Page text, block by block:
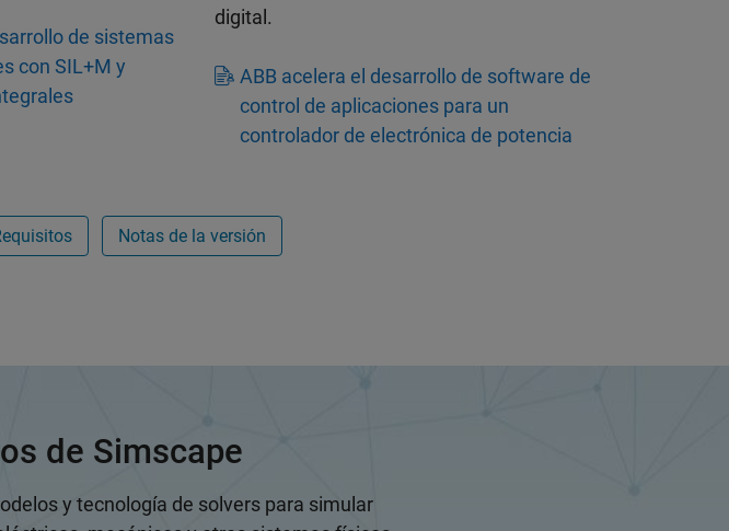
de sistemas
con SIL+M y
digital.
ABB acelera el desarrollo de software de
control de aplicaciones para un
controlador de electrónica de potencia
Notas de la versión
de Simscape
y tecnología de solvers para simular